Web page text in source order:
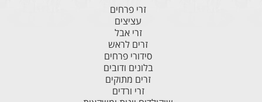
זרי פרחים
עציצים
זרי אבל
זרים לראש
סידורי פרחים
בלונים ודובים
זרים מתוקים
זרי ורדים